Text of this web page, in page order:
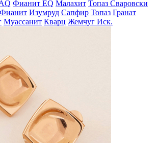
Фианит EQ Малахит Топаз Сваровски
Фианит Изумруд Сапфир Топаз Гранат
Муассанит Кварц Жемчуг Иск.